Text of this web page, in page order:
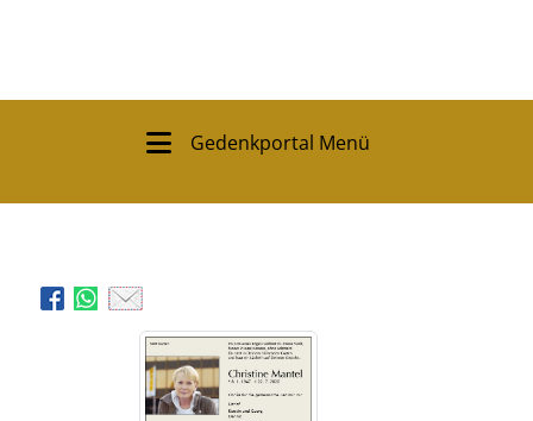
Gedenkportal Menü